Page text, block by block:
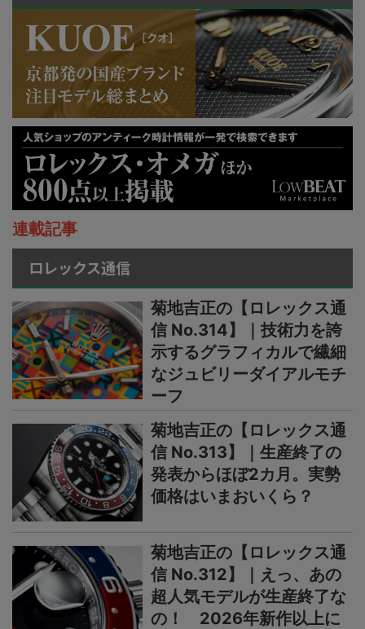
連載記事
ロレックス通信
菊地吉正の【ロレックス通
信 No.314】｜技術力を誇
示するグラフィカルで繊細
なジュビリーダイアルモチ
ーフ
菊地吉正の【ロレックス通
信 No.313】｜生産終了の
発表からほぼ2カ月。実勢
価格はいまおいくら？
菊地吉正の【ロレックス通
信 No.312】｜えっ、あの
超人気モデルが生産終了な
の！ 2026年新作以上に